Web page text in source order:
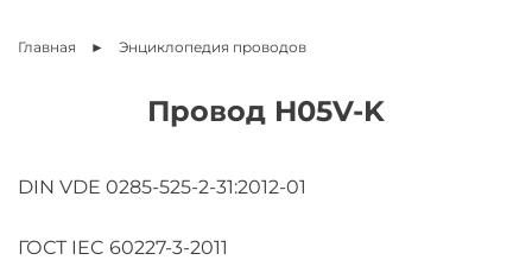
Главная Энциклопедия проводов
Провод H05V-K
DIN VDE 0285-525-2-31:2012-01
ГОСТ IEC 60227-3-2011